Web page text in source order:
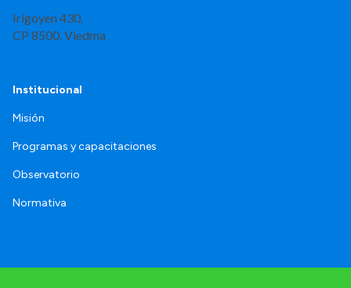
Irigoyen 430.
CP 8500. Viedma
Institucional
Misión
Programas y capacitaciones
Observatorio
Normativa